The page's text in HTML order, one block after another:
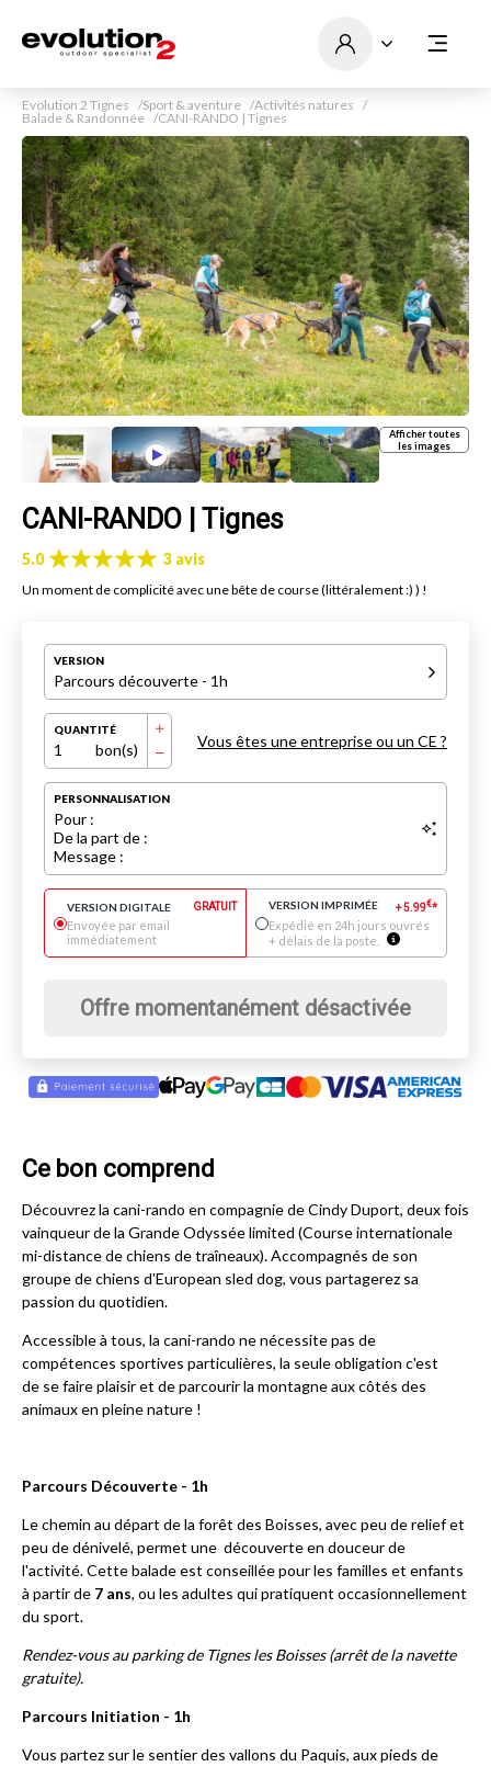
Evolution 2 Tignes Sport & aventure
Activités natures
Balade & Randonnée
CANI-RANDO | Tignes
Afficher toutes
les images
CANI-RANDO | Tignes
5.0 3 avis
Un moment de complicité avec une bête de course (littéralement :) ) !
VERSION
Parcours découverte - 1h
QUANTITÉ
1 bon(s) Vous êtes une entreprise ou un CE ?
PERSONNALISATION
Pour :
De la part de :
Message :
VERSION DIGITALE GRATUIT
Envoyée par email
immédiatement
VERSION IMPRIMÉE +5.99€*
Expédié en 24h jours ouvrés
+ délais de la poste.
Offre momentanément désactivée
Ce bon comprend
Découvrez la cani-rando en compagnie de Cindy Duport, deux fois
vainqueur de la Grande Odyssée limited (Course internationale
mi-distance de chiens de traîneaux). Accompagnés de son
groupe de chiens d'European sled dog, vous partagerez sa
passion du quotidien.
Accessible à tous, la cani-rando ne nécessite pas de
compétences sportives particulières, la seule obligation c'est
de se faire plaisir et de parcourir la montagne aux côtés des
animaux en pleine nature !
Parcours Découverte - 1h
Le chemin au départ de la forêt des Boisses, avec peu de relief et
peu de dénivelé, permet une découverte en douceur de
l'activité. Cette balade est conseillée pour les familles et enfants
à partir de 7 ans, ou les adultes qui pratiquent occasionnellement
du sport.
Rendez-vous au parking de Tignes les Boisses (arrêt de la navette
gratuite).
Parcours Initiation - 1h
Vous partez sur le sentier des vallons du Paquis, aux pieds de